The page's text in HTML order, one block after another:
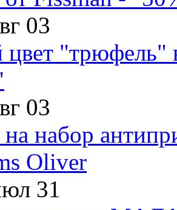
03
"трюфель"
03
набор
Oliver
31